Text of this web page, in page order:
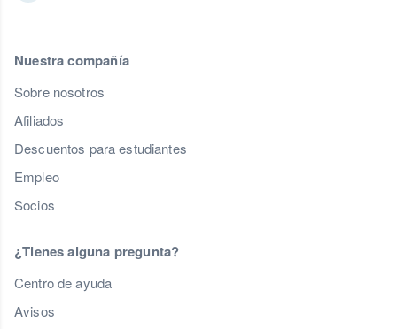
Nuestra compañía
Sobre nosotros
Afiliados
Descuentos para estudiantes
Empleo
Socios
¿Tienes alguna pregunta?
Centro de ayuda
Avisos